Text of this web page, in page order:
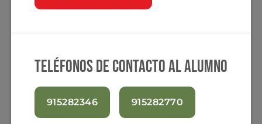
Teléfonos de contacto al alumno
915282346 915282770